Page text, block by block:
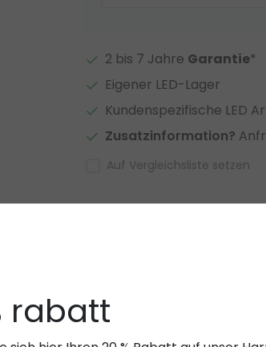
2 bis 7 Jahre Garantie*
Eigener LED-Lager
Kundenspezifische LED
Zusatzinformation?
Auf Vergleichsliste setzen
ihrem
in
die
rabatt